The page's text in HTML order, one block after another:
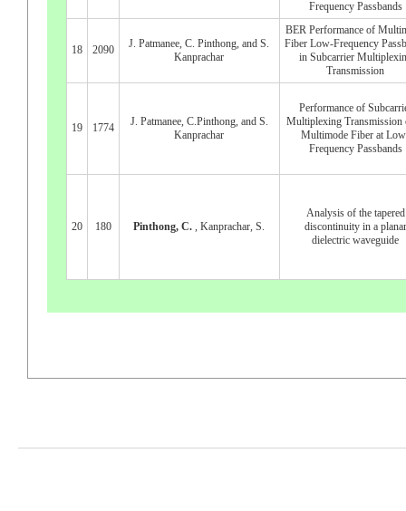
Frequency Passbands
18 2090
J. Patmanee, C. Pinthong, and S.
Kanprachar
BER Performance of
Fiber Low-Frequency
in Subcarrier
Transmission
19 1774
J. Patmanee, C.Pinthong, and S.
Kanprachar
Performance of
Multiplexing Transmission
Multimode Fiber at
Frequency Passbands
20 180 Pinthong, C. , Kanprachar, S.
Analysis of the tapered
discontinuity in a planar
dielectric waveguide